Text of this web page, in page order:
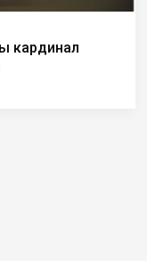
кардинал